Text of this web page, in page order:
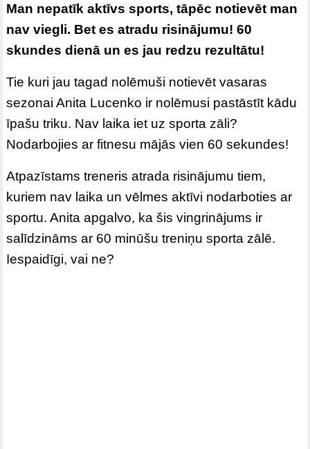
Man nepatīk aktīvs sports, tāpēc notievēt man
nav viegli. Bet es atradu risinājumu! 60
skundes dienā un es jau redzu rezultātu!
Tie kuri jau tagad nolēmuši notievēt vasaras
sezonai Anita Lucenko ir nolēmusi pastāstīt kādu
īpašu triku. Nav laika iet uz sporta zāli?
Nodarbojies ar fitnesu mājās vien 60 sekundes!
Atpazīstams treneris atrada risinājumu tiem,
kuriem nav laika un vēlmes aktīvi nodarboties ar
sportu. Anita apgalvo, ka šis vingrinājums ir
salīdzināms ar 60 minūšu treniņu sporta zālē.
Iespaidīgi, vai ne?